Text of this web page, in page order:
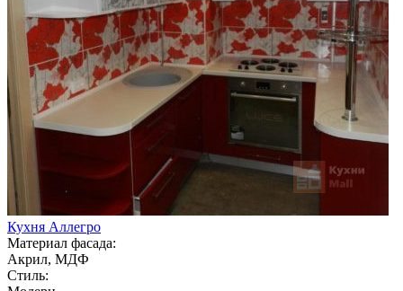
Кухня Аллегро
Материал фасада:
Акрил, МДФ
Стиль: